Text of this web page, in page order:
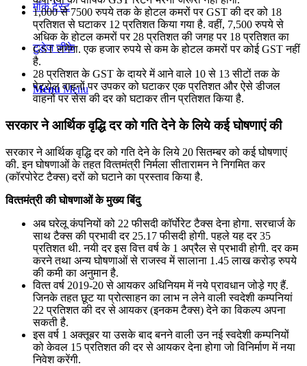
मॉक टेस्ट
टुडेज जीके
Menu Menu
1,000 से 7500 रुपये तक के होटल कमरों पर GST की दर को 18
प्रतिशत से घटाकर 12 प्रतिशत किया गया है. वहीं, 7,500 रुपये से
अधिक के होटल कमरों पर 28 प्रतिशत की जगह पर 18 प्रतिशत का
GST लगेगा. एक हजार रुपये से कम के होटल कमरों पर कोई GST नहीं
है.
28 प्रतिशत के GST के दायरे में आने वाले 10 से 13 सीटों तक के
पेट्रोल वाहनों पर उपकर को घटाकर एक प्रतिशत और ऐसे डीजल
वाहनों पर सेस की दर को घटाकर तीन प्रतिशत किया है.
सरकार ने आर्थिक वृद्धि दर को गति देने के लिये कई घोषणाएं की
सरकार ने आर्थिक वृद्धि दर को गति देने के लिये 20 सितम्बर को कई घोषणाएं
की. इन घोषणाओं के तहत वित्‍तमंत्री निर्मला सीतारामन ने निगमित कर
(कॉरपोरेट टैक्‍स) दरों को घटाने का प्रस्‍ताव किया है.
वित्‍तमंत्री की घोषणाओं के मुख्य बिंदु
अब घरेलू कंपनियों को 22 फीसदी कॉर्पोरेट टैक्स देना होगा. सरचार्ज के
साथ टैक्स की प्रभावी दर 25.17 फीसदी होगी. पहले यह दर 35
प्रतिशत थी. नयी दर इस वित्त वर्ष के 1 अप्रैल से प्रभावी होगी. दर कम
करने तथा अन्य घोषणाओं से राजस्व में सालाना 1.45 लाख करोड़ रुपये
की कमी का अनुमान है.
वित्‍त वर्ष 2019-20 से आयकर अधिनियम में नये प्रावधान जोड़े गए हैं.
जिनके तहत छूट या प्रोत्‍साहन का लाभ न लेने वाली स्‍वदेशी कम्‍पनियां
22 प्रतिशत की दर से आयकर (इनकम टैक्‍स) देने का विकल्‍प अपना
सकती है.
इस वर्ष 1 अक्‍तूबर या उसके बाद बनने वाली उन नई स्‍वदेशी कम्‍पनियों
को केवल 15 प्रतिशत की दर से आयकर देना होगा जो विनिर्माण में नया
निवेश करेंगी.